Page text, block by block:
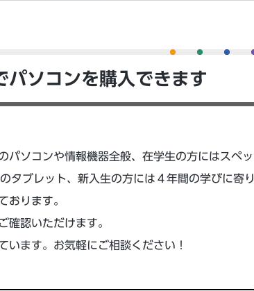
パソコンを購入できます
パソコンや情報機器全般、在学生の方にはスペッ
タブレット、新入生の方には４年間の学びに寄り
おります。
確認いただけます。
います。お気軽にご相談ください！